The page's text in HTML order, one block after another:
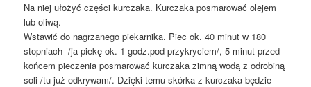
Na niej ułożyć części kurczaka. Kurczaka posmarować olejem
lub oliwą.
Wstawić do nagrzanego piekarnika. Piec ok. 40 minut w 180
stopniach /ja piekę ok. 1 godz.pod przykryciem/, 5 minut przed
końcem pieczenia posmarować kurczaka zimną wodą z odrobiną
soli /tu już odkrywam/. Dzięki temu skórka z kurczaka będzie